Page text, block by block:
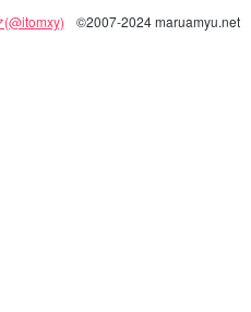
(@itomxy) ©2007-2024 maruamyu.net